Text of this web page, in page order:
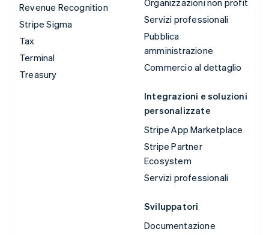
Revenue Recognition
Stripe Sigma
Tax
Terminal
Treasury
Servizi professionali
Pubblica
amministrazione
Commercio al dettaglio
Integrazioni e soluzioni
personalizzate
Stripe App Marketplace
Stripe Partner
Ecosystem
Servizi professionali
Sviluppatori
Documentazione